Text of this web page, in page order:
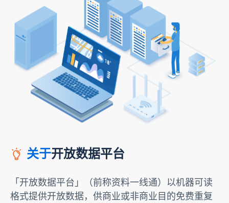
关于开放数据平台
「开放数据平台」（前称资料一线通）以机器可读
格式提供开放数据，供商业或非商业目的免费重复